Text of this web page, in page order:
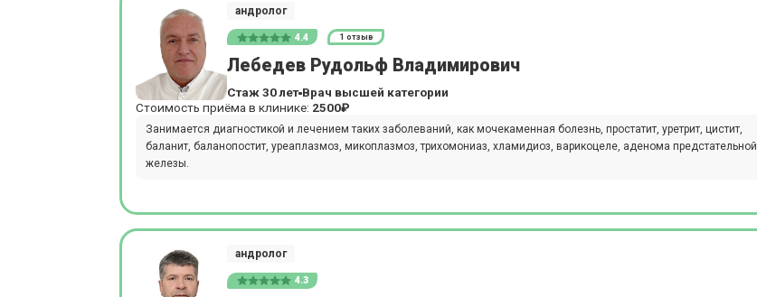
андролог
4.4 1 отзыв
Лебедев Рудольф Владимирович
Стаж 30 лет Врач высшей категории
Стоимость приёма в клинике: 2500₽
Занимается диагностикой и лечением таких заболеваний, как мочекаменная болезнь, простатит, уретрит, цистит,
баланит, баланопостит, уреаплазмоз, микоплазмоз, трихомониаз, хламидиоз, варикоцеле, аденома предстательной
железы.
андролог
4.3